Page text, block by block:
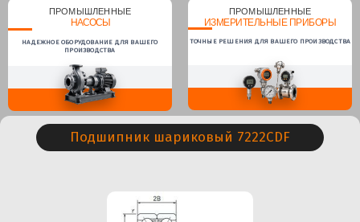
ПРОМЫШЛЕННЫЕ
НАСОСЫ
НАДЕЖНОЕ ОБОРУДОВАНИЕ ДЛЯ ВАШЕГО
ПРОИЗВОДСТВА
ПРОМЫШЛЕННЫЕ
ИЗМЕРИТЕЛЬНЫЕ ПРИБОРЫ
ТОЧНЫЕ РЕШЕНИЯ ДЛЯ ВАШЕГО ПРОИЗВОДСТВА
Подшипник шариковый 7222CDF